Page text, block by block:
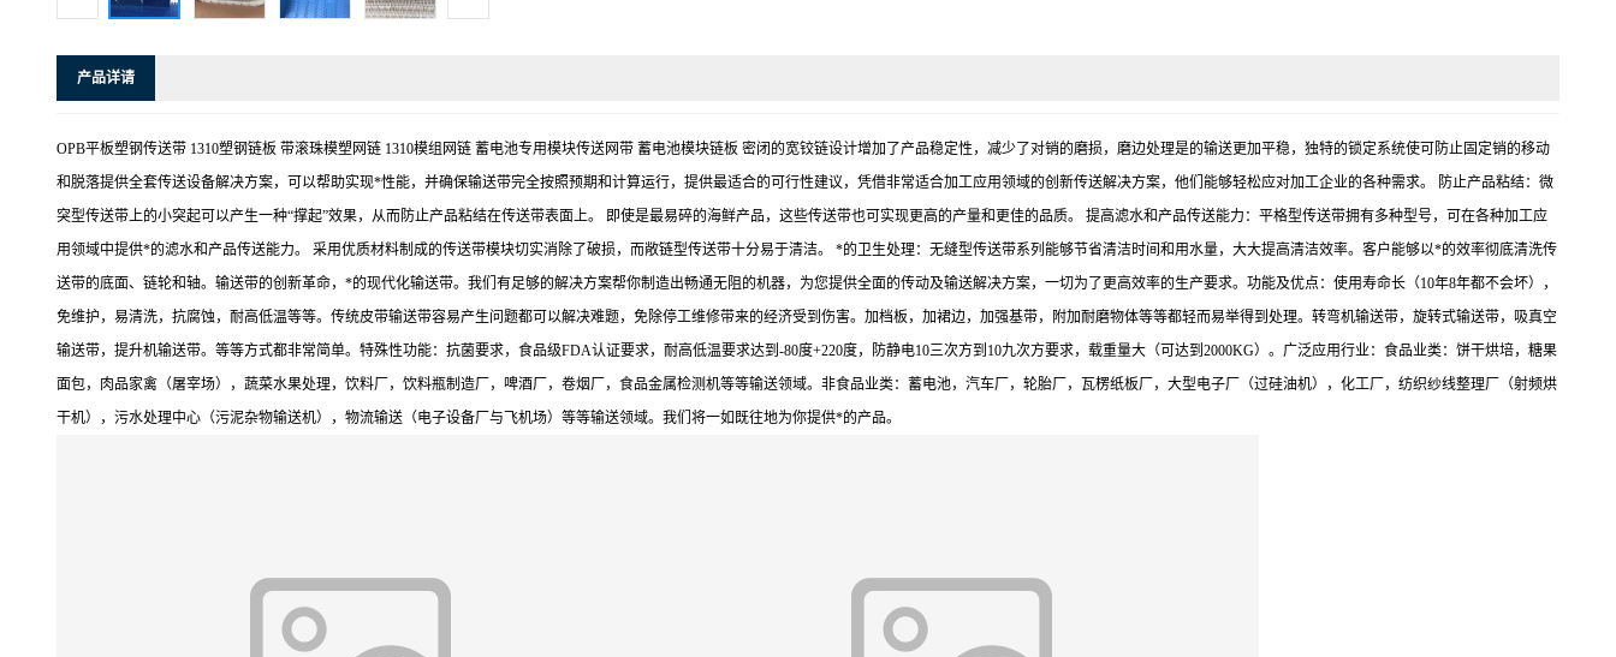
产品详请
OPB平板塑钢传送带 1310塑钢链板 带滚珠模塑网链 1310模组网链 蓄电池专用模块传送网带 蓄电池模块链板 密闭的宽铰链设计增加了产品稳定性，减少了对销的磨损，磨边处理是的输送更加平稳，独特的锁定系统使可防止固定销的移动
和脱落提供全套传送设备解决方案，可以帮助实现*性能，并确保输送带完全按照预期和计算运行，提供最适合的可行性建议，凭借非常适合加工应用领域的创新传送解决方案，他们能够轻松应对加工企业的各种需求。 防止产品粘结：微
突型传送带上的小突起可以产生一种“撑起”效果，从而防止产品粘结在传送带表面上。 即使是最易碎的海鲜产品，这些传送带也可实现更高的产量和更佳的品质。 提高滤水和产品传送能力：平格型传送带拥有多种型号，可在各种加工应
用领域中提供*的滤水和产品传送能力。 采用优质材料制成的传送带模块切实消除了破损，而敞链型传送带十分易于清洁。 *的卫生处理：无缝型传送带系列能够节省清洁时间和用水量，大大提高清洁效率。客户能够以*的效率彻底清洗传
送带的底面、链轮和轴。输送带的创新革命，*的现代化输送带。我们有足够的解决方案帮你制造出畅通无阻的机器，为您提供全面的传动及输送解决方案，一切为了更高效率的生产要求。功能及优点：使用寿命长（10年8年都不会坏），
免维护，易清洗，抗腐蚀，耐高低温等等。传统皮带输送带容易产生问题都可以解决难题，免除停工维修带来的经济受到伤害。加档板，加裙边，加强基带，附加耐磨物体等等都轻而易举得到处理。转弯机输送带，旋转式输送带，吸真空
输送带，提升机输送带。等等方式都非常简单。特殊性功能：抗菌要求，食品级FDA认证要求，耐高低温要求达到-80度+220度，防静电10三次方到10九次方要求，载重量大（可达到2000KG）。广泛应用行业：食品业类：饼干烘培，糖果
面包，肉品家禽（屠宰场），蔬菜水果处理，饮料厂，饮料瓶制造厂，啤酒厂，卷烟厂，食品金属检测机等等输送领域。非食品业类：蓄电池，汽车厂，轮胎厂，瓦楞纸板厂，大型电子厂（过硅油机），化工厂，纺织纱线整理厂（射频烘
干机），污水处理中心（污泥杂物输送机），物流输送（电子设备厂与飞机场）等等输送领域。我们将一如既往地为你提供*的产品。